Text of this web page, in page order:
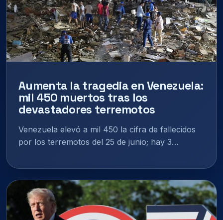
Aumenta la tragedia en Venezuela:
mil 450 muertos tras los
devastadores terremotos
Venezuela elevó a mil 450 la cifra de fallecidos
por los terremotos del 25 de junio; hay 3…